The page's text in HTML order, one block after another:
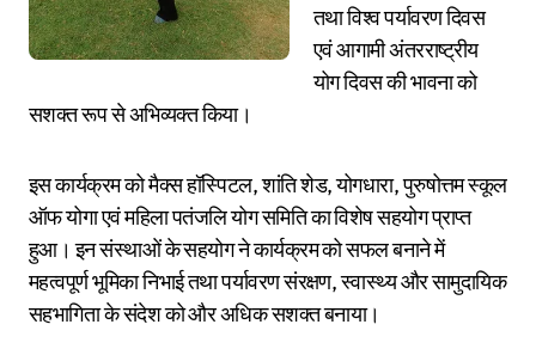
तथा विश्व पर्यावरण दिवस
एवं आगामी अंतरराष्ट्रीय
योग दिवस की भावना को
सशक्त रूप से अभिव्यक्त किया।
इस कार्यक्रम को मैक्स हॉस्पिटल, शांति शेड, योगधारा, पुरुषोत्तम स्कूल
ऑफ योगा एवं महिला पतंजलि योग समिति का विशेष सहयोग प्राप्त
हुआ। इन संस्थाओं के सहयोग ने कार्यक्रम को सफल बनाने में
महत्वपूर्ण भूमिका निभाई तथा पर्यावरण संरक्षण, स्वास्थ्य और सामुदायिक
सहभागिता के संदेश को और अधिक सशक्त बनाया।